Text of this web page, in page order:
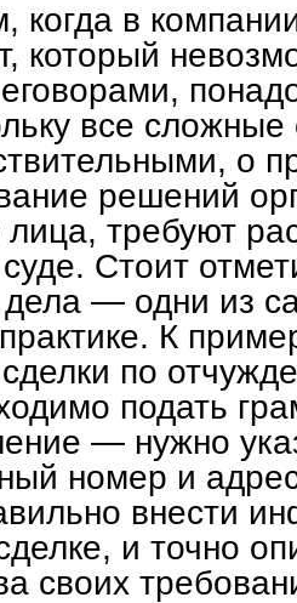
в
который
все
о
решений
лица, требуют
Стоит
— одни из
К
по
подать
— нужно
номер и
внести
и точно
своих